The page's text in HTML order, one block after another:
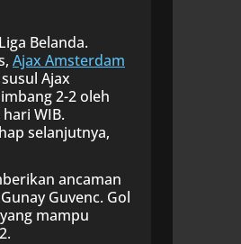
Belanda.
Ajax Amsterdam
Ajax
2-2 oleh
WIB.
selanjutnya,
ancaman
Guvenc. Gol
mampu